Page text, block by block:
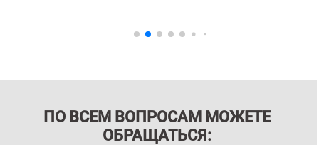
ПО ВСЕМ ВОПРОСАМ МОЖЕТЕ
ОБРАЩАТЬСЯ: